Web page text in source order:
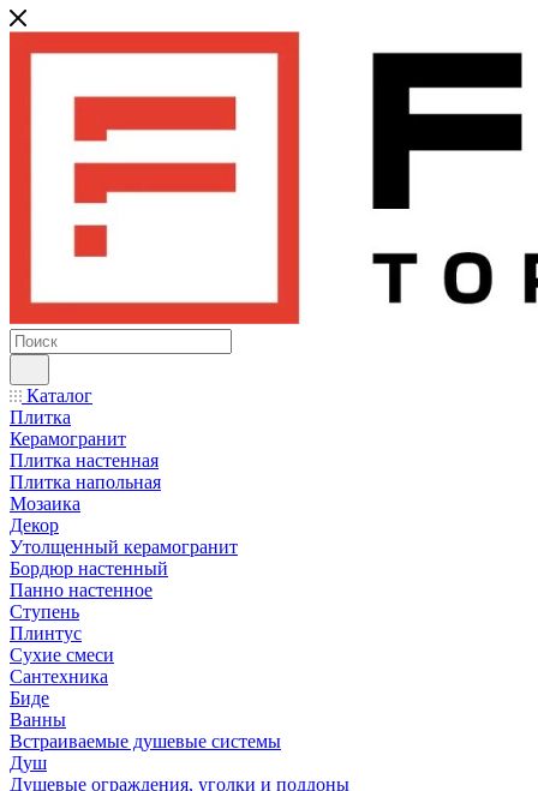
Каталог
Плитка
Керамогранит
Плитка настенная
Плитка напольная
Мозаика
Декор
Утолщенный керамогранит
Бордюр настенный
Панно настенное
Ступень
Плинтус
Сухие смеси
Сантехника
Биде
Ванны
Встраиваемые душевые системы
Душ
Душевые ограждения, уголки и поддоны